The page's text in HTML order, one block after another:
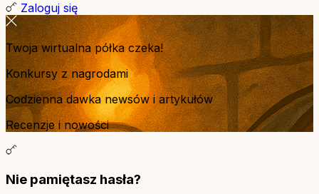
Zaloguj się
Twoja wirtualna półka czeka!
Konkursy z nagrodami
Codzienna dawka newsów i artykułów
Recenzje i nowości
Nie pamiętasz hasła?